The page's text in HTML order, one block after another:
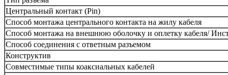
Центральный контакт (Pin)
Способ монтажа центрального контакта на жилу кабеля
Способ монтажа на внешнюю оболочку и оплетку кабеля/
Способ соединения с ответным разъемом
Конструктив
Совместимые типы коаксиальных кабелей